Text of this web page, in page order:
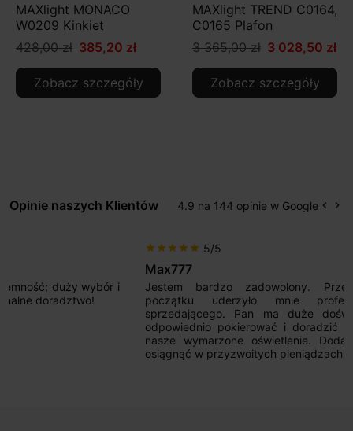
MAXlight MONACO
W0209 Kinkiet
428,00 zł 385,20 zł
Zobacz szczegóły
MAXlight TREND C0164,
C0165 Plafon
3 365,00 zł 3 028,50 zł
Zobacz szczegóły
Opinie naszych Klientów 4.9 na 144 opinie w Google keyboard_arrow_left keyboard_arrow_right
Jestem bardzo zadowolony. Przede wszystkim od
początku uderzyło mnie profesjonalne podejście
sprzedającego. Pan ma duże doświadczenie i potrafi
odpowiednio pokierować i doradzić dzięki czemu mamy
nasze wymarzone oświetlenie. Dodatkowo udało się to
osiągnąć w przyzwoitych pieniądzach.